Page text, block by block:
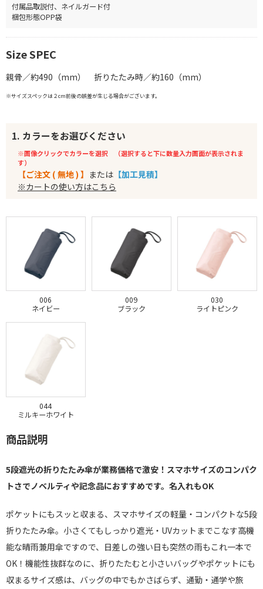
付属品取説付、ネイルガード付
梱包形態OPP袋
Size SPEC
親骨／約490（mm） 折りたたみ時／約160（mm）
※サイズスペックは２cm前後の誤差が生じる場合がございます。
1. カラーをお選びください
※画像クリックでカラーを選択 （選択すると下に数量入力画面が表示されま
す）
【ご注文 ( 無地 ) 】 または 【加工見積】
※カートの使い方はこちら
006
ネイビー
009
ブラック
030
ライトピンク
044
ミルキーホワイト
商品説明
5段遮光の折りたたみ傘が業務価格で激安！スマホサイズのコンパク
トさでノベルティや記念品におすすめです。名入れもOK
ポケットにもスッと収まる、スマホサイズの軽量・コンパクトな5段
折りたたみ傘。小さくてもしっかり遮光・UVカットまでこなす高機
能な晴雨兼用傘ですので、日差しの強い日も突然の雨もこれ一本で
OK！機能性抜群なのに、折りたたむと小さいバッグやポケットにも
収まるサイズ感は、バッグの中でもかさばらず、通勤・通学や旅